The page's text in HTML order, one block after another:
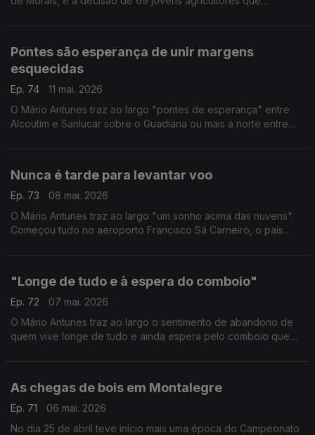
Pontes são esperança de unir margens
esquecidas
Ep. 74
11 mai. 2026
O Mário Antunes traz ao largo "pontes de esperança" entre
Alcoutim e Sanlucar sobre o Guadiana ou mais a norte entre
Nunca é tarde para levantar voo
Ep. 73
08 mai. 2026
O Mário Antunes traz ao largo "um sonho acima das nuvens".
Começou tudo no aeroporto Francisco Sá Carneiro, o país
"Longe de tudo e à espera do comboio"
Ep. 72
07 mai. 2026
O Mário Antunes traz ao largo o sentimento de abandono de
quem vive longe de tudo e ainda espera pelo comboio que
As chegas de bois em Montalegre
Ep. 71
06 mai. 2026
No dia 25 de abril teve início mais uma época do Campeonato